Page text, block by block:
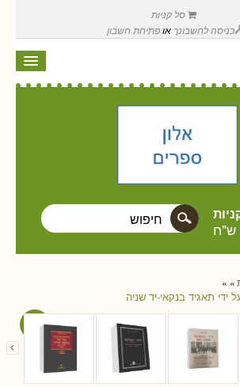
סל קניות
כניסה לחשבונך אופתיחת חשבון
»
»
ידי תאגיד בנקאי-יד שניה
Sale